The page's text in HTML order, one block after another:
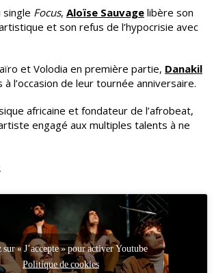
single Focus, Aloïse Sauvage libère son
et son refus de l’hypocrisie avec
et Volodia en première partie, Danakil
l’occasion de leur tournée anniversaire.
africaine et fondateur de l’afrobeat,
engagé aux multiples talents à ne
sur « J’accepte » pour activer Youtube
Politique de cookies